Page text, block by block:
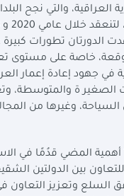
العراقية، والتي نجح
الدورتان تطورات
خاصة على مستوى
جهود إعادة إعمار
ة والمتوسطة،
وغيرها من
المضي قدُمًا في
للتعاون بين الدولتين
السلع وتعزيز التعاون